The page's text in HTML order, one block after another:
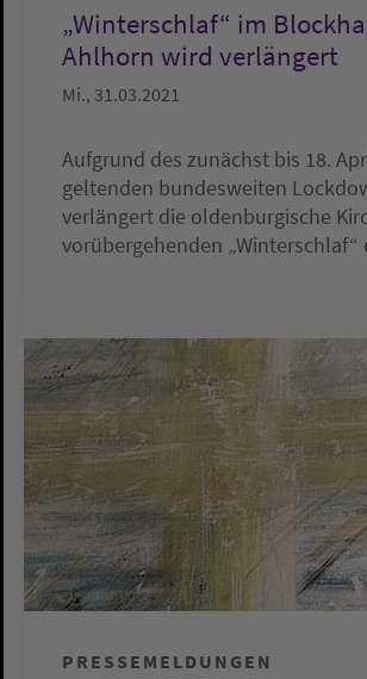
„Winterschlaf“ im
Ahlhorn wird verlängert
Mi., 31.03.2021
Aufgrund des zunächst bis 18.
geltenden bundesweiten
verlängert die oldenburgische
vorübergehenden
PRESSEMELDUNGEN